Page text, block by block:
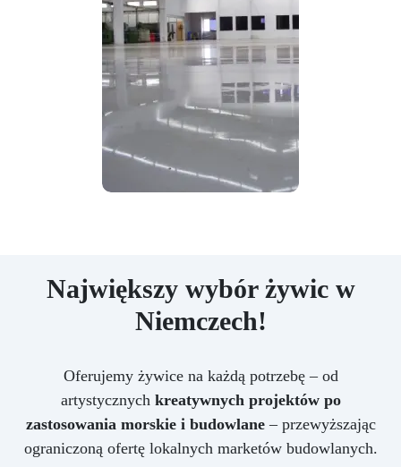
Największy wybór żywic w
Niemczech!
Oferujemy żywice na każdą potrzebę – od
artystycznych kreatywnych projektów po
zastosowania morskie i budowlane– przewyższając
ograniczoną ofertę lokalnych marketów budowlanych.